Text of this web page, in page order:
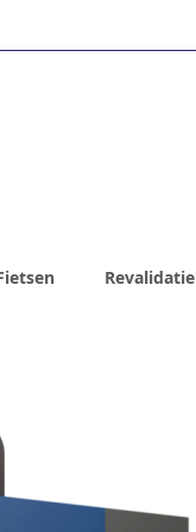
Revalidatie